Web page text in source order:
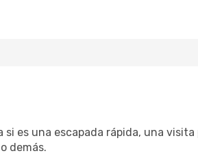
es una escapada rápida, una
demás.